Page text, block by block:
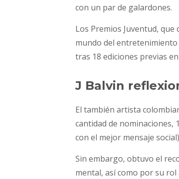
con un par de galardones.
Los Premios Juventud,
mundo del entretenimiento
tras 18 ediciones previas
J Balvin
El también artista
cantidad de nominaciones,
con el mejor mensaje
Sin embargo, obtuvo el
mental, así como por su